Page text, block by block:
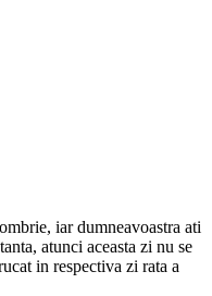
iar dumneavoastra ati
atunci aceasta zi nu se
in respectiva zi rata a